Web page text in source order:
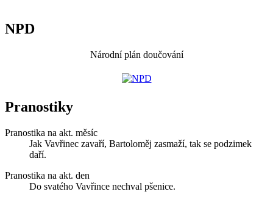
NPD
Národní plán doučování
Pranostiky
Pranostika na akt. měsíc
Jak Vavřinec zavaří, Bartoloměj zasmaží, tak se podzimek
daří.
Pranostika na akt. den
Do svatého Vavřince nechval pšenice.